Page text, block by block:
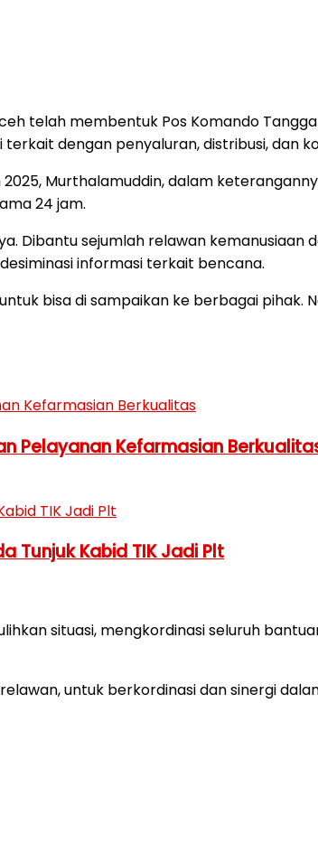
telah membentuk Pos Komando
dengan penyaluran, distribusi, dan
Murthalamuddin, dalam
24 jam.
sejumlah relawan kemanusiaan
informasi terkait bencana.
bisa di sampaikan ke berbagai pihak.
Pelayanan Kefarmasian
Tunjuk Kabid TIK Jadi Plt
situasi, mengkordinasi seluruh
untuk berkordinasi dan sinergi